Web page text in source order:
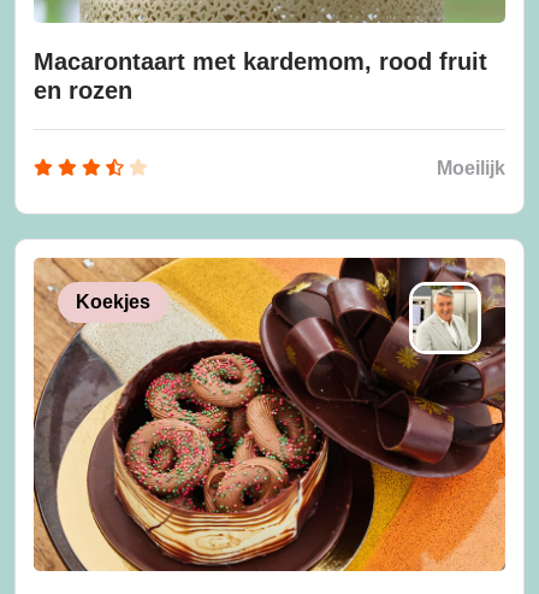
Macarontaart met kardemom, rood fruit
en rozen
Moeilijk
Koekjes